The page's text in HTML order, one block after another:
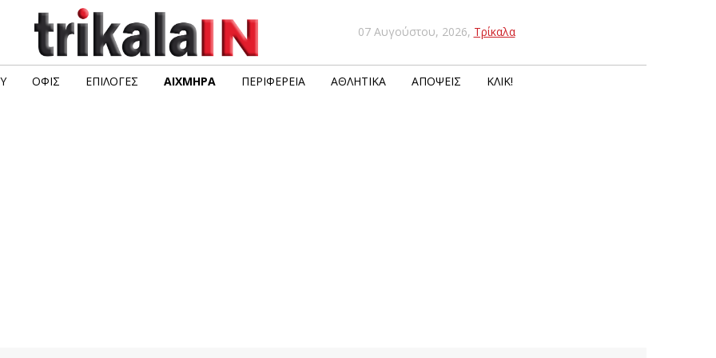
07 Αυγούστου, 2026, Τρίκαλα
ΟΦΙΣ ΕΠΙΛΟΓΈΣ ΑΙΧΜΗΡΆ ΠΕΡΙΦΈΡΕΙΑ ΑΘΛΗΤΙΚΆ ΑΠΌΨΕΙΣ ΚΛΙΚ!